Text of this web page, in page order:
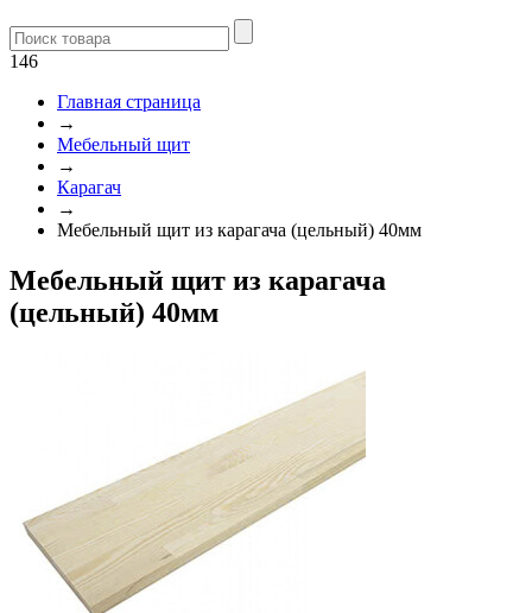
146
Главная страница
→
Мебельный щит
→
Карагач
→
Мебельный щит из карагача (цельный) 40мм
Мебельный щит из карагача
(цельный) 40мм